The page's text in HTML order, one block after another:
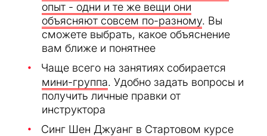
опыт - одни и те же вещи они
объясняют совсем по-разному. Вы
сможете выбрать, какое объяснение
вам ближе и понятнее
Чаще всего на занятиях собирается
мини-группа. Удобно задать вопросы и
получить личные правки от
инструктора
Синг Шен Джуанг в Стартовом курсе